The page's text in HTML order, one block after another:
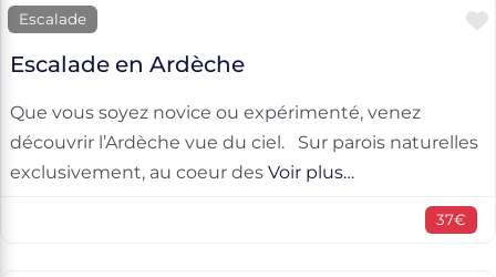
Escalade
Escalade en Ardèche
Que vous soyez novice ou expérimenté, venez
découvrir l’Ardèche vue du ciel. Sur parois naturelles
exclusivement, au coeur des Voir plus…
37€